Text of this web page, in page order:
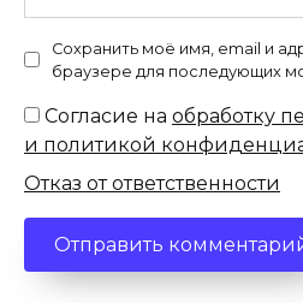
Сохранить моё имя, email и
браузере для последующих
Согласие на обработку
и политикой
Отказ от ответственности